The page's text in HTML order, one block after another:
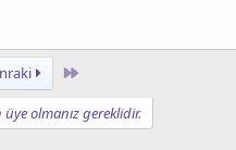
Last
olmanız gereklidir.